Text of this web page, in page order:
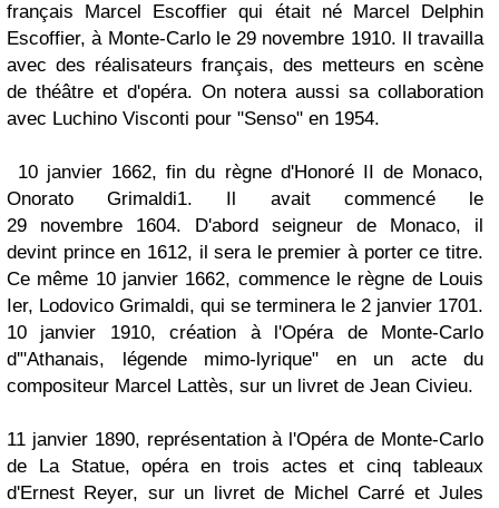
français Marcel Escoffier qui était né Marcel Delphin
Escoffier, à Monte-Carlo le 29 novembre 1910. Il travailla
avec des réalisateurs français, des metteurs en scène
de théâtre et d'opéra. On notera aussi sa collaboration
avec Luchino Visconti pour "Senso" en 1954.
10 janvier 1662, fin du règne d'Honoré II de Monaco,
Onorato Grimaldi1. Il avait commencé le
29 novembre 1604. D'abord seigneur de Monaco, il
devint prince en 1612, il sera le premier à porter ce titre.
Ce même 10 janvier 1662, commence le règne de Louis
Ier, Lodovico Grimaldi, qui se terminera le 2 janvier 1701.
10 janvier 1910, création à l'Opéra de Monte-Carlo
d'"Athanais, légende mimo-lyrique" en un acte du
compositeur Marcel Lattès, sur un livret de Jean Civieu.
11 janvier 1890, représentation à l'Opéra de Monte-Carlo
de La Statue, opéra en trois actes et cinq tableaux
d'Ernest Reyer, sur un livret de Michel Carré et Jules